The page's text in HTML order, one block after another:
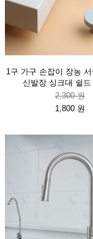
1구 가구 손잡이 장농
신발장 싱크대 쉴드
2,300 원
1,800 원